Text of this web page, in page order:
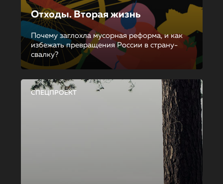
Отходы. Вторая жизнь
Почему заглохла мусорная реформа, и как
избежать превращения России в страну-
свалку?
СПЕЦПРОЕКТ